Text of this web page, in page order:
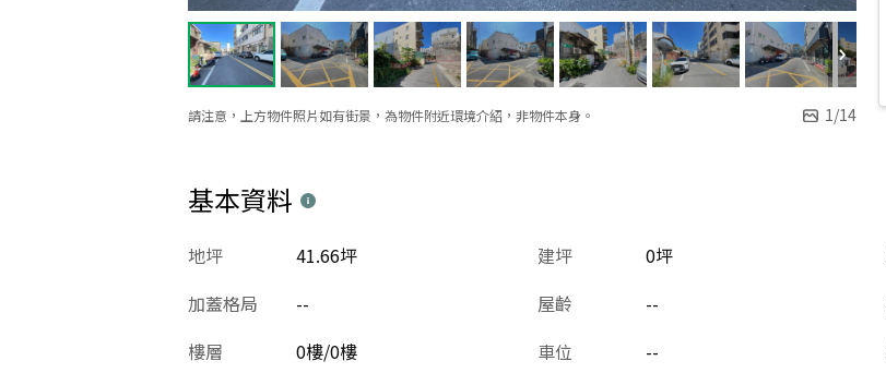
請注意，上方物件照片如有街景，為物件附近環境介紹，非物件本身。 1/14
基本資料
建坪 0坪
地坪 41.66坪
加蓋格局
-- 屋齡 --
樓層
0樓/0樓 車位 --